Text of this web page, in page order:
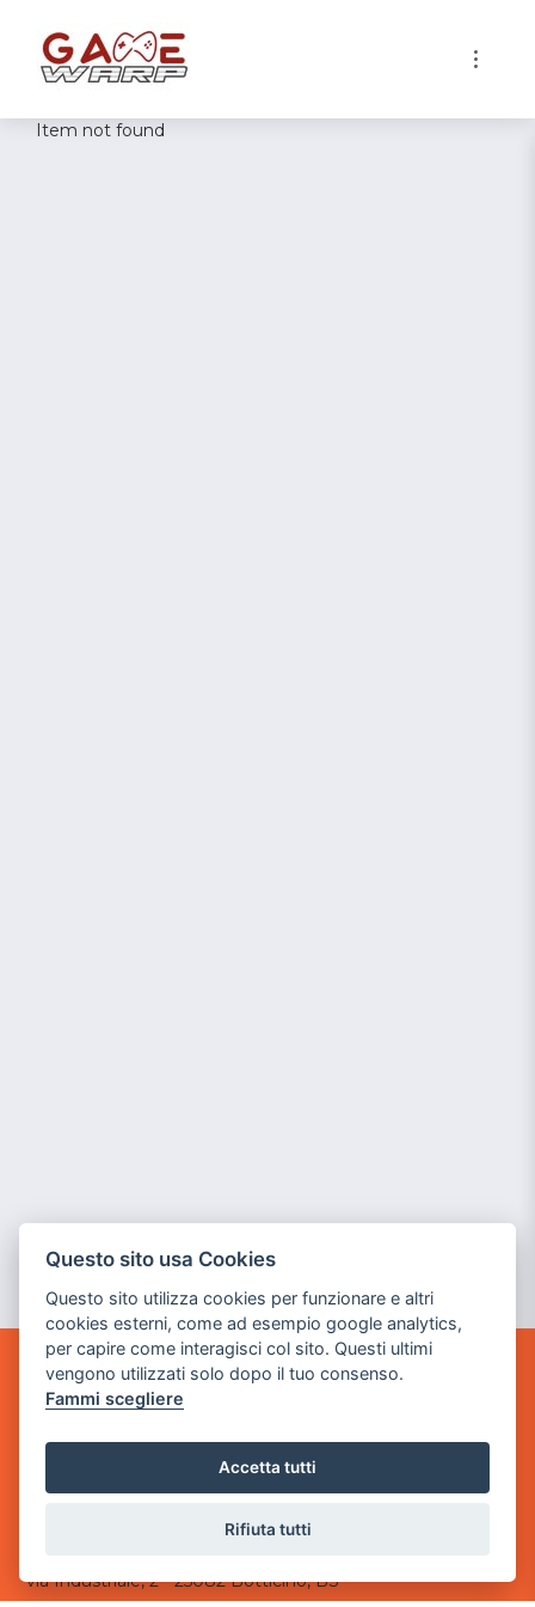
Item not found
GAME WARP
BY POWER GAME SRL
via Villaggio dei Platani, 3
via Industriale, 2 - 25082 Botticino, BS
Questo sito usa Cookies
Questo sito utilizza cookies per funzionare e altri
cookies esterni, come ad esempio google analytics,
per capire come interagisci col sito. Questi ultimi
vengono utilizzati solo dopo il tuo consenso.
Fammi scegliere
Accetta tutti
Rifiuta tutti